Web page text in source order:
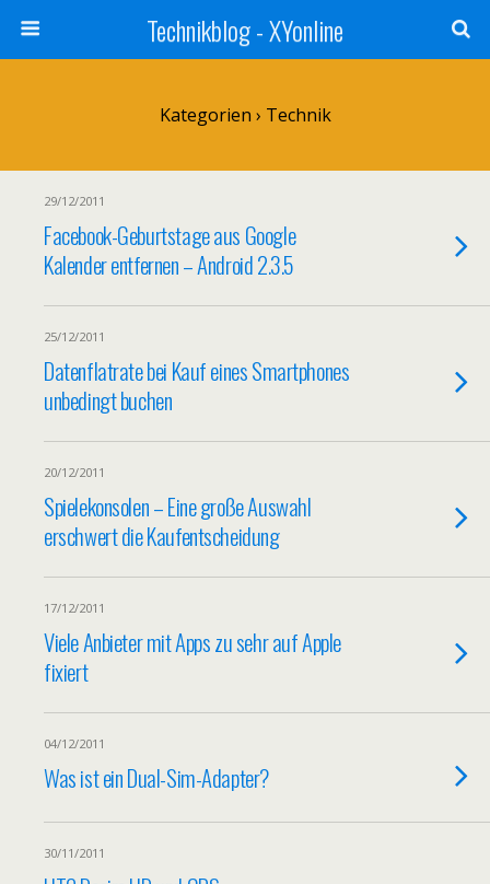
Technikblog - XYonline
Kategorien › Technik
29/12/2011
Facebook-Geburtstage aus Google
Kalender entfernen – Android 2.3.5
25/12/2011
Datenflatrate bei Kauf eines Smartphones
unbedingt buchen
20/12/2011
Spielekonsolen – Eine große Auswahl
erschwert die Kaufentscheidung
17/12/2011
Viele Anbieter mit Apps zu sehr auf Apple
fixiert
04/12/2011
Was ist ein Dual-Sim-Adapter?
30/11/2011